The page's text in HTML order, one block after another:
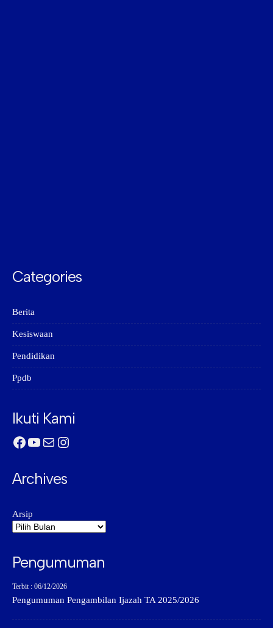
Categories
Berita
Kesiswaan
Pendidikan
Ppdb
Ikuti Kami
Facebook
YouTube
MailInstagram
Archives
Arsip
Pengumuman
Terbit : 06/12/2026
Pengumuman Pengambilan Ijazah TA 2025/2026